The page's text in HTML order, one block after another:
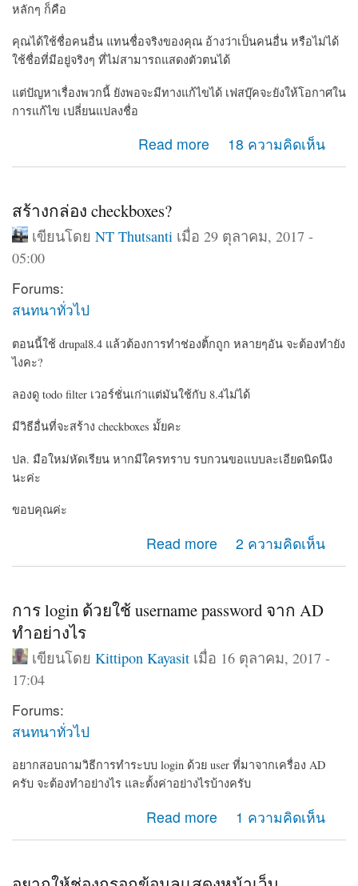
หลักๆ ก็คือ
คุณได้ใช้ชื่อคนอื่น แทนชื่อจริงของคุณ อ้างว่าเป็นคนอื่น หรือไม่ได้
ใช้ชื่อที่มีอยู่จริงๆ ที่ไม่สามารถแสดงตัวตนได้
แต่ปัญหาเรื่องพวกนี้ ยังพอจะมีทางแก้ไขได้ เฟสบุ๊คจะยังให้โอกาศใน
การแก้ไข เปลี่ยนแปลงชื่อ
Read more
about เข้า Facebook ไม่ได้ ลองแคปหน้าจอ มาให้ดูเพื่อ
ช่วยแก้ไขครับ
18 ความคิดเห็น
สร้างกล่อง checkboxes?
เขียนโดย NT Thutsanti เมื่อ 29 ตุลาคม, 2017 -
05:00
Forums:
สนทนาทั่วไป
ตอนนี้ใช้ drupal8.4 แล้วต้องการทำช่องติ้กถูก หลายๆอัน จะต้องทำยัง
ไงคะ?
ลองดู todo filter เวอร์ชั่นเก่าแต่มันใช้กับ 8.4ไม่ได้
มีวิธีอื่นที่จะสร้าง checkboxes มั้ยคะ
ปล. มือใหม่หัดเรียน หากมีใครทราบ รบกวนขอแบบละเอียดนิดนึง
นะค่ะ
ขอบคุณค่ะ
Read more
about สร้างกล่อง checkboxes? 2 ความคิดเห็น
การ login ด้วยใช้ username password จาก AD
ทำอย่างไร
เขียนโดย Kittipon Kayasit เมื่อ 16 ตุลาคม, 2017 -
17:04
Forums:
สนทนาทั่วไป
อยากสอบถามวิธีการทำระบบ login ด้วย user ที่มาจากเครื่อง AD
ครับ จะต้องทำอย่างไร และตั้งค่าอย่างไรบ้างครับ
Read more
about การ login ด้วยใช้ username password จาก AD ทำ
อย่างไร
1 ความคิดเห็น